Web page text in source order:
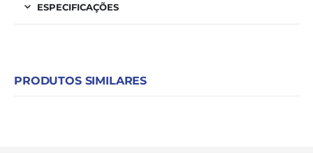
ESPECIFICAÇÕES
PRODUTOS SIMILARES